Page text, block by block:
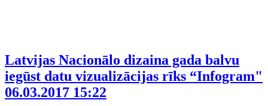
Latvijas Nacionālo dizaina gada balvu
iegūst datu vizualizācijas rīks “Infogram"
06.03.2017 15:22